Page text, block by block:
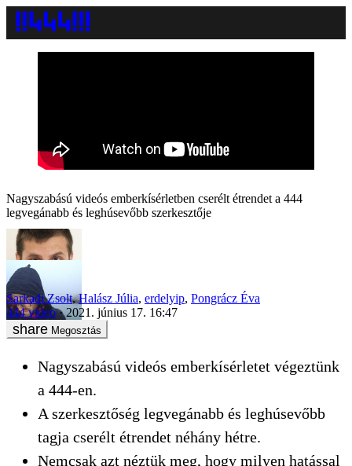
Nagyszabású videós emberkísérletben cserélt étrendet a 444
legvegánabb és leghúsevőbb szerkesztője
Sarkadi Zsolt,Halász Júlia, erdelyip, Pongrácz Éva
444 video
2021. június 17. 16:47
Megosztás
Nagyszabású videós emberkísérletet végeztünk
a 444-en.
A szerkesztőség legvegánabb és leghúsevőbb
tagja cserélt étrendet néhány hétre.
Nemcsak azt néztük meg, hogy milyen hatással